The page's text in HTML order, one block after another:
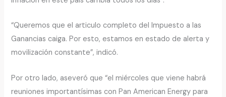
“Queremos que el articulo completo del Impuesto a las
Ganancias caiga. Por esto, estamos en estado de alerta y
movilización constante”, indicó.
Por otro lado, aseveró que “el miércoles que viene habrá
reuniones importantísimas con Pan American Energy para